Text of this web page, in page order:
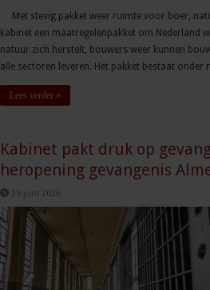
Met stevig pakket weer ruimte voor boer,
kabinet een maatregelenpakket om Nederland
natuur zich herstelt, bouwers weer kunnen
alle sectoren leveren. Het pakket bestaat
Lees verder »
Kabinet pakt druk op
heropening gevangenis
29 juni 2026